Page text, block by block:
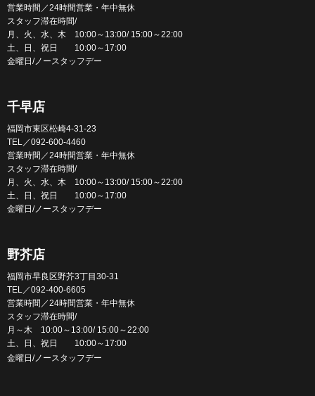
営業時間／24時間営業・年中無休
スタッフ滞在時間/
月、火、水、木 10:00～13:00/ 15:00～22:00
土、日、祝日 10:00～17:00
金曜日/ノースタッフデー
千早店
福岡市東区松崎4-31-23
TEL／092-600-4460
営業時間／24時間営業・年中無休
スタッフ滞在時間/
月、火、水、木 10:00～13:00/ 15:00～22:00
土、日、祝日 10:00～17:00
金曜日/ノースタッフデー
野芥店
福岡市早良区野芥3丁目30-31
TEL／092-400-6605
営業時間／24時間営業・年中無休
スタッフ滞在時間/
月～木 10:00～13:00/ 15:00～22:00
土、日、祝日 10:00～17:00
金曜日/ノースタッフデー